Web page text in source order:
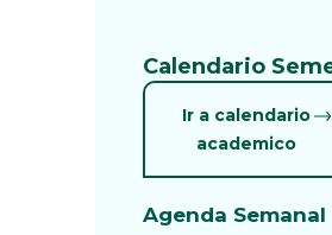
Calendario
Ir a calendario
academico
Agenda Semanal